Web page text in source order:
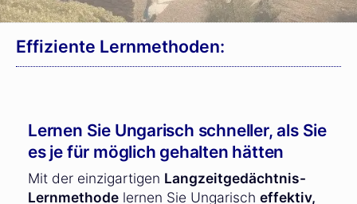
Effiziente Lernmethoden:
Lernen Sie Ungarisch schneller, als Sie
es je für möglich gehalten hätten
Mit der einzigartigen Langzeitgedächtnis-
Lernmethode lernen Sie Ungarisch effektiv,